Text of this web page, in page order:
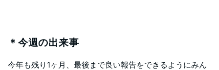
＊今週の出来事
今年も残り1ヶ月、最後まで良い報告をできるようにみん